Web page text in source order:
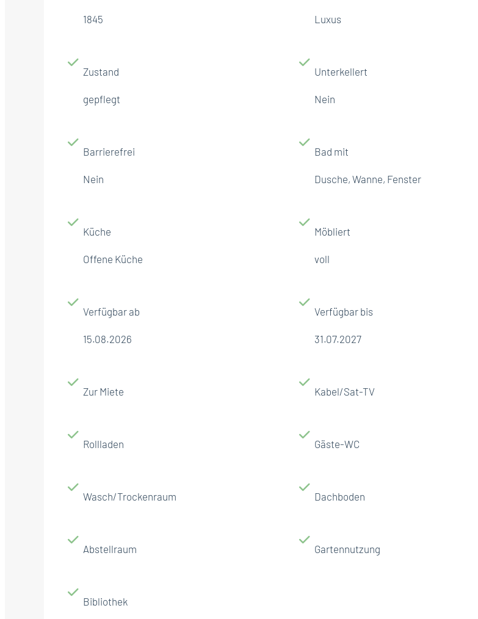
1845 Luxus
Zustand
gepflegt
Unterkellert
Nein
Barrierefrei
Nein
Bad mit
Dusche, Wanne, Fenster
Küche
Offene Küche
Möbliert
voll
Verfügbar ab
15.08.2026
Verfügbar bis
31.07.2027
Zur Miete Kabel/Sat-TV
Rollladen Gäste-WC
Wasch/Trockenraum Dachboden
Abstellraum Gartennutzung
Bibliothek